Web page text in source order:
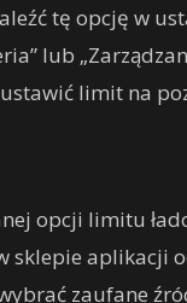
tę opcję w
lub
limit na
opcji limitu
sklepie aplikacji
zaufane